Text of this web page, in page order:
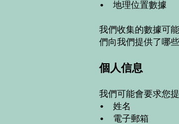
• 地理位置數據
我們收集的數據可
們向我們提供了哪些
個人信息
我們可能會要求您
• 姓名
• 電子郵箱